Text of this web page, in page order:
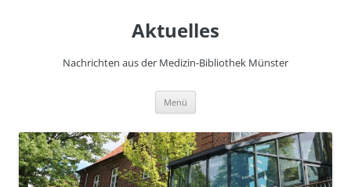
Aktuelles
Nachrichten aus der Medizin-Bibliothek Münster
Menü